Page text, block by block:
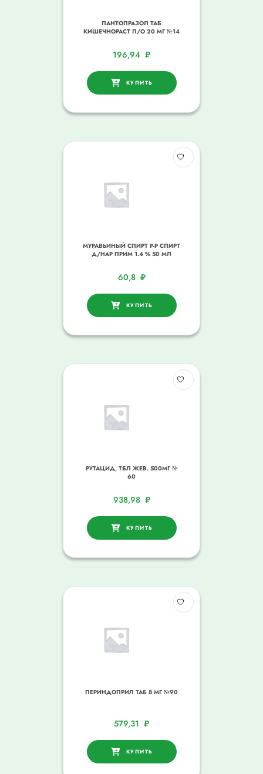
ПАНТОПРАЗОЛ ТАБ
КИШЕЧНОРАСТ П/О 20 МГ №14
196,94 ₽
КУПИТЬ
МУРАВЬИНЫЙ СПИРТ Р-Р СПИРТ
Д/НАР ПРИМ 1.4 % 50 МЛ
60,8 ₽
КУПИТЬ
РУТАЦИД, ТБЛ ЖЕВ. 500МГ №
60
938,98 ₽
КУПИТЬ
ПЕРИНДОПРИЛ ТАБ 8 МГ №90
579,31 ₽
КУПИТЬ